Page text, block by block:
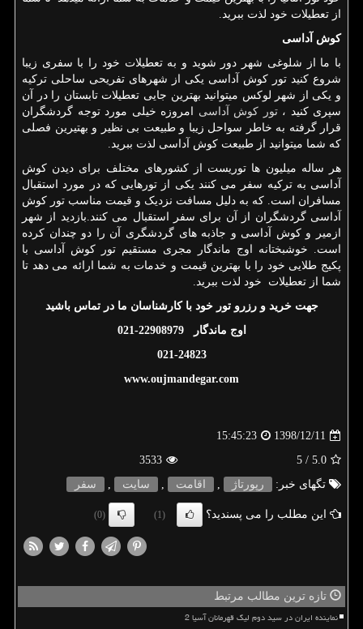
از تعطیلات خود لذت ببرید.
کوش آداسی
با ما از شلوغی شهر دور شوید و به تعطیلات خود را با سفری زیبا
شروع کنید تور کوش آداسی یکی از شهرهای تفریحی ساحلی ترکیه
و یکی از شهر لوکس میتوانید بهترین جایی تعطیلات تابستان را در آن
سپری کنید ،تور کوش آداسی امروزه خیلی مورد توجه گردشگران
قرار گرفته به خاطر سواحل زیبا و طبیعت بی نظیر و بهتیرین فصلی
که شما میتوانید از طبیعت کوش آداسی لذت ببرید.
هر ساله میلیون ها توریست از کشورهای مختلف برای دیدن کوش
آداسی به ترکیه سفر می کنند یکی از تورهایی که در مورد استقبال
مسافران است. که به دلیل مسافت نزدیک و قیمت مناسب تور کوش
آداسی گردشگران از آن برای سفر استقبال می کنند.بازدید از شهر
ازمیر و کوش آداسی و جاذبه های گردشگری آن را دو چندان کرده
است. خوشبختانه اوج ماندگار مجری مستقیم تور کوش آداسی با
پکیج طلایی خود را با بهترین قیمت و خدمات به شما ارائه می دهد تا
شما از تعطیلات خود لذت ببرید.
جهت خرید و رزرو تور خود با کارشناسان ما در تماس باشید
اوج ماندگار 22908979-021
021-24823
www.oujmandegar.com
1398/12/11
15:45:23
5.0
/ 5
3533
تگهای خبر:
رپورتاژ , اقامت , سایت , سفر
این مطلب را می پسندید؟ (1)
(0)
تازه ترین مطالب مرتبط
نماینده ایران در سید دوم لیگ قهرمانان آسیا 2